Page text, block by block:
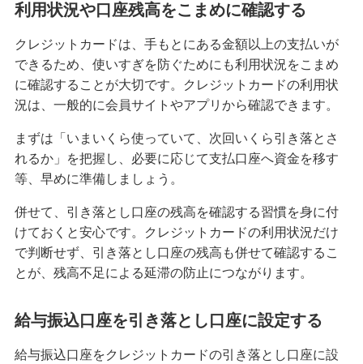
利用状況や口座残高をこまめに確認する
クレジットカードは、手もとにある金額以上の支払いが
できるため、使いすぎを防ぐためにも利用状況をこまめ
に確認することが大切です。クレジットカードの利用状
況は、一般的に会員サイトやアプリから確認できます。
まずは「いまいくら使っていて、次回いくら引き落とさ
れるか」を把握し、必要に応じて支払口座へ資金を移す
等、早めに準備しましょう。
併せて、引き落とし口座の残高を確認する習慣を身に付
けておくと安心です。クレジットカードの利用状況だけ
で判断せず、引き落とし口座の残高も併せて確認するこ
とが、残高不足による延滞の防止につながります。
給与振込口座を引き落とし口座に設定する
給与振込口座をクレジットカードの引き落とし口座に設